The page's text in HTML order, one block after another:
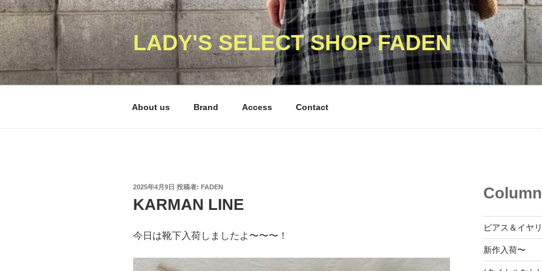
コ
ン
テ
ン
ツ
へ
LADY'S SELECT SHOP FADEN
About us Brand Access Contact
投
日:
2025年4月9日 投稿者: FADEN
KARMAN LINE
今日は靴下入荷しましたよ〜〜〜！
Column
ピアス＆イヤ
新作入荷〜